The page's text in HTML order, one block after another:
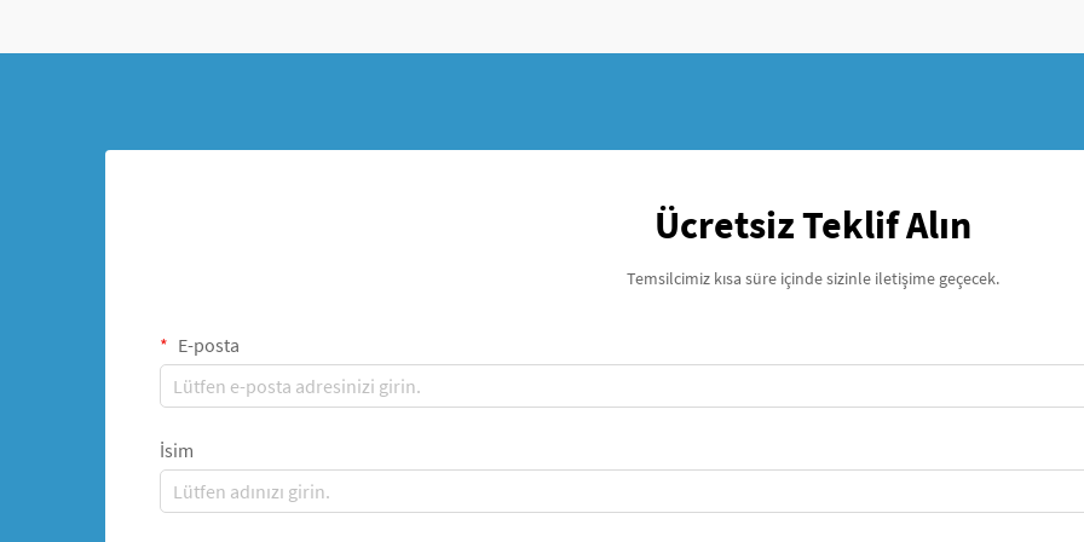
Ücretsiz Teklif Alın
Temsilcimiz kısa süre içinde sizinle iletişime geçecek.
E-posta
İsim